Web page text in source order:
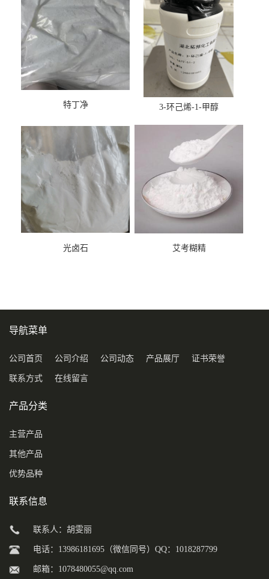
特丁净 3-环己烯-1-甲醇
光卤石 艾考糊精
导航菜单
公司首页 公司介绍 公司动态 产品展厅 证书荣誉
联系方式 在线留言
产品分类
主营产品
其他产品
优势品种
联系信息
联系人：胡雯丽
电话：13986181695（微信同号）QQ：1018287799
邮箱： 1078480055@qq.com